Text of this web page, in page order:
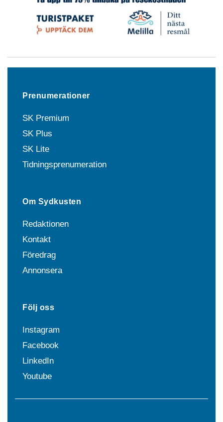
Prenumerationer
SK Premium
SK Plus
SK Lite
Tidningsprenumeration
Om Sydkusten
Redaktionen
Kontakt
Föredrag
Annonsera
Följ oss
Instagram
Facebook
LinkedIn
Youtube